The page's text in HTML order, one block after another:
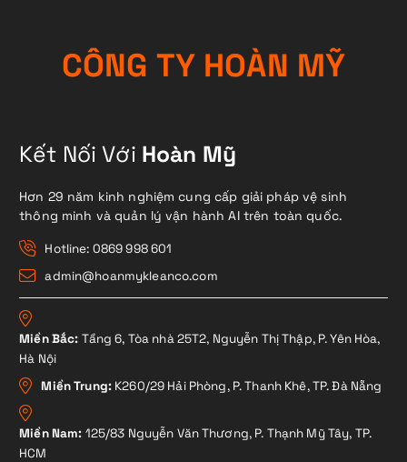
CÔNG TY HOÀN MỸ
Kết Nối Với Hoàn Mỹ
Hơn 29 năm kinh nghiệm cung cấp giải pháp vệ sinh
thông minh và quản lý vận hành AI trên toàn quốc.
Hotline: 0869 998 601
admin@hoanmykleanco.com
Miền Bắc: Tầng 6, Tòa nhà 25T2, Nguyễn Thị Thập, P. Yên Hòa,
Hà Nội
Miền Trung: K260/29 Hải Phòng, P. Thanh Khê, TP. Đà Nẵng
Miền Nam: 125/83 Nguyễn Văn Thương, P. Thạnh Mỹ Tây, TP.
HCM